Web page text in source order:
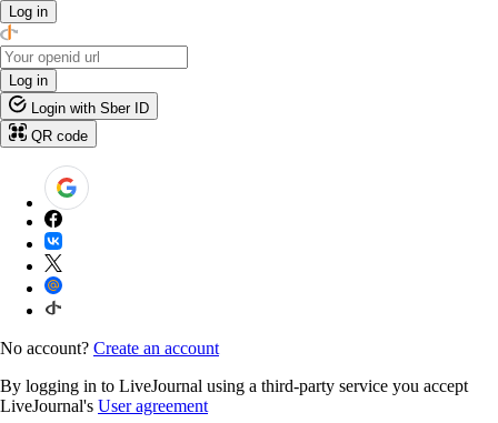
Log in
Log in
Login with Sber ID
QR code
No account? Create an account
By logging in to LiveJournal using a third-party service you accept
LiveJournal's User agreement